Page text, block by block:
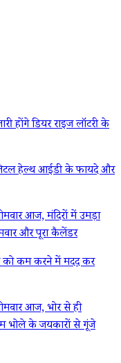
होंगे डियर राइज लॉटरी के
हेल्थ आईडी के फायदे और
आज, मंदिरों में उमड़ा
और पूरा कैलेंडर
को कम करने में मदद कर
आज, भोर से ही
भोले के जयकारों से गूंजे